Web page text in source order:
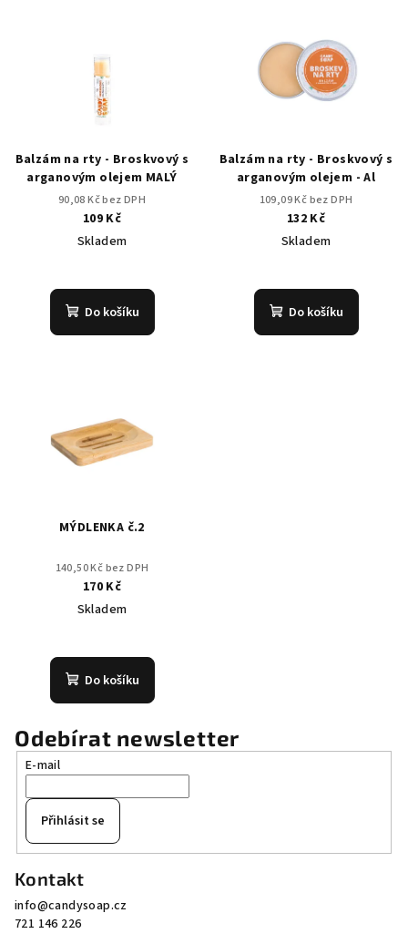
Balzám na rty - Broskvový s
arganovým olejem MALÝ
90,08 Kč bez DPH
109 Kč
Skladem
hodnocení
produktu
Do košíku
Balzám na rty - Broskvový s
arganovým olejem - Al
109,09 Kč bez DPH
132 Kč
Skladem
hodnocení
produktu
Do košíku
MÝDLENKA č.2
140,50 Kč bez DPH
170 Kč
Skladem
Do košíku
Odebírat newsletter
E-mail
Přihlásit se
Kontakt
info@candysoap.cz
721 146 226